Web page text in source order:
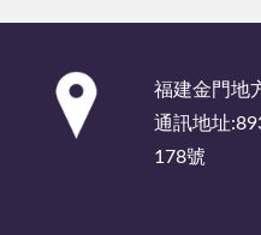
福建金門地
通訊地址
178號